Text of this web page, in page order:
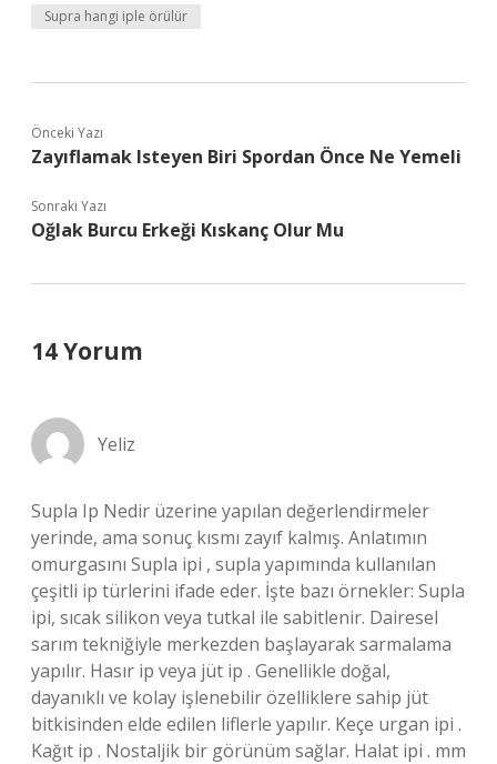
Supra hangi iple örülür
Önceki Yazı
Zayıflamak Isteyen Biri Spordan Önce Ne Yemeli
Sonraki Yazı
Oğlak Burcu Erkeği Kıskanç Olur Mu
14 Yorum
Yeliz
Supla Ip Nedir üzerine yapılan değerlendirmeler
yerinde, ama sonuç kısmı zayıf kalmış. Anlatımın
omurgasını Supla ipi , supla yapımında kullanılan
çeşitli ip türlerini ifade eder. İşte bazı örnekler: Supla
ipi, sıcak silikon veya tutkal ile sabitlenir. Dairesel
sarım tekniğiyle merkezden başlayarak sarmalama
yapılır. Hasır ip veya jüt ip . Genellikle doğal,
dayanıklı ve kolay işlenebilir özelliklere sahip jüt
bitkisinden elde edilen liflerle yapılır. Keçe urgan ipi .
Kağıt ip . Nostaljik bir görünüm sağlar. Halat ipi . mm